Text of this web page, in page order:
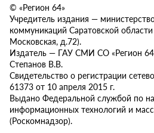
© «Регион 64»
Учредитель издания —
коммуникаций Саратовской
Московская, д.72).
Издатель — ГАУ СМИ СО «Регион
Степанов В.В.
Свидетельство о регистрации
61373 от 10 апреля 2015 г.
Выдано Федеральной службой по
информационных технологий и
(Роскомнадзор).